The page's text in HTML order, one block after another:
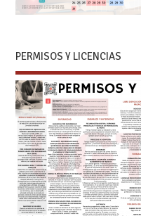
PERMISOS Y LICENCIAS